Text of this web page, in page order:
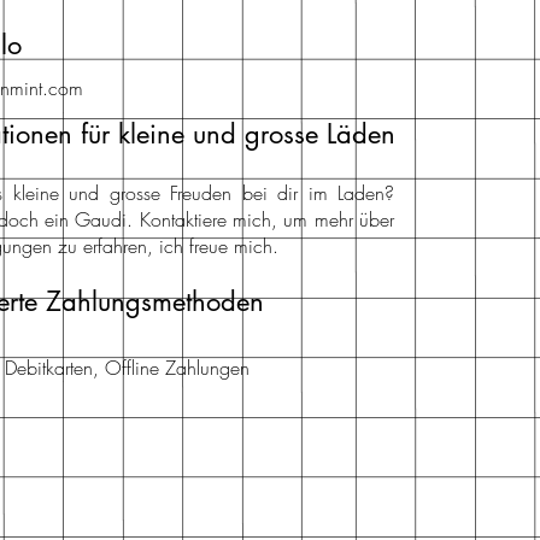
Debitkarten, Offline Zahlungen
für kleine und grosse Läden
kleine und grosse Freuden bei dir im Laden?
ein Gaudi. Kontaktiere mich, um mehr über
zu erfahren, ich freue mich.
Zahlungsmethoden